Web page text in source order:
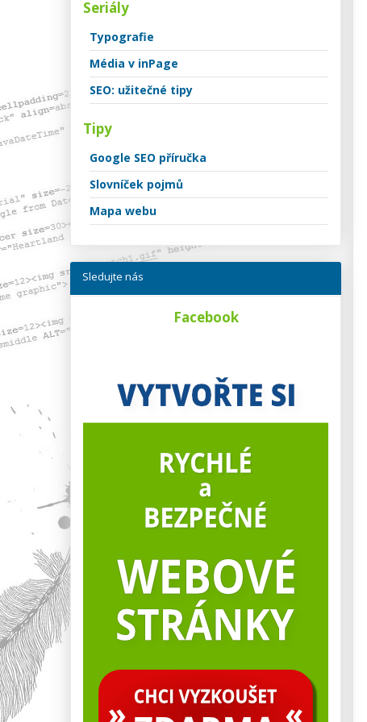
Seriály
Typografie
Média v inPage
SEO: užitečné tipy
Tipy
Google SEO příručka
Slovníček pojmů
Mapa webu
Sledujte nás
Facebook